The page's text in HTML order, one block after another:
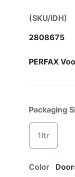
(SKU/IDH)
2808675
PERFAX
Packaging
1ltr
Color